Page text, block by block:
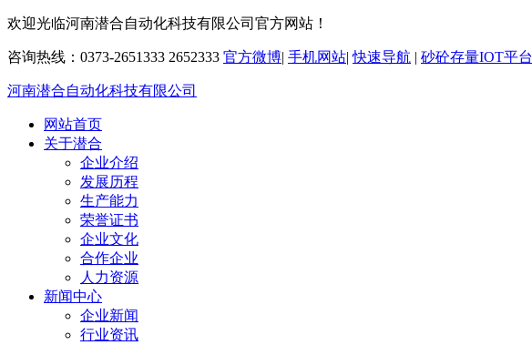
欢迎光临河南潜合自动化科技有限公司官方网站！
咨询热线：0373-2651333 2652333 官方微博| 手机网站|快速导航 | 砂砼存量IOT平台
河南潜合自动化科技有限公司
网站首页
关于潜合
企业介绍
发展历程
生产能力
荣誉证书
企业文化
合作企业
人力资源
新闻中心
企业新闻
行业资讯